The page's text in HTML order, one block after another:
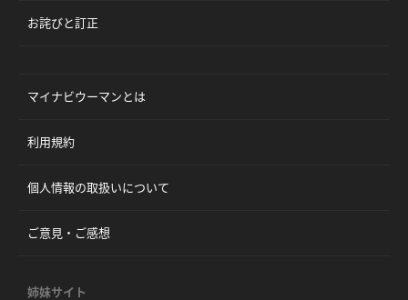
お詫びと訂正
マイナビウーマンとは
利用規約
個人情報の取扱いについて
ご意見・ご感想
姉妹サイト